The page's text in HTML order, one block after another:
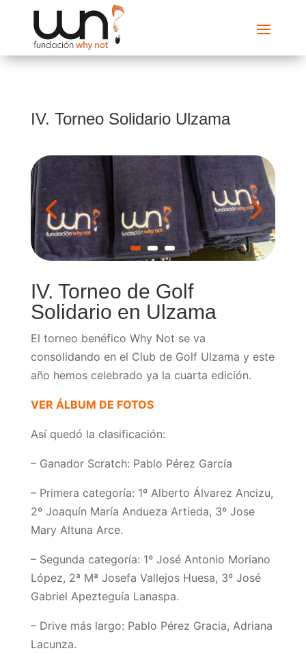
IV. Torneo Solidario Ulzama
IV. Torneo de Golf
Solidario en Ulzama
El torneo benéfico Why Not se va
consolidando en el Club de Golf Ulzama y este
año hemos celebrado ya la cuarta edición.
VER ÁLBUM DE FOTOS
Así quedó la clasificación:
– Ganador Scratch: Pablo Pérez García
– Primera categoría: 1º Alberto Álvarez Ancizu,
2º Joaquín María Andueza Artieda, 3º Jose
Mary Altuna Arce.
– Segunda categoría: 1º José Antonio Moriano
López, 2ª Mª Josefa Vallejos Huesa, 3º José
Gabriel Apezteguía Lanaspa.
– Drive más largo: Pablo Pérez Gracia, Adriana
Lacunza.